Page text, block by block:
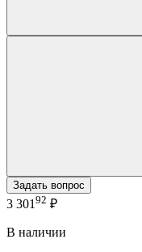
Задать вопрос
3 301 92 ₽
В наличии